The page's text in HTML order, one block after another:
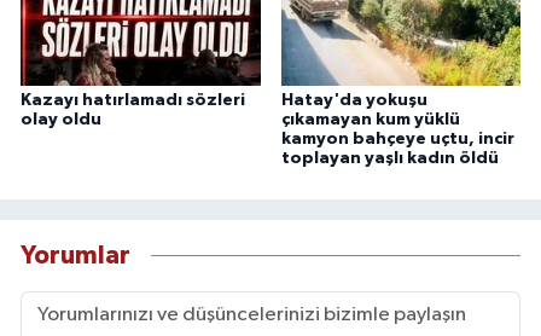
Kazayı hatırlamadı sözleri
olay oldu
Hatay'da yokuşu
çıkamayan kum yüklü
kamyon bahçeye uçtu, incir
toplayan yaşlı kadın öldü
Yorumlar